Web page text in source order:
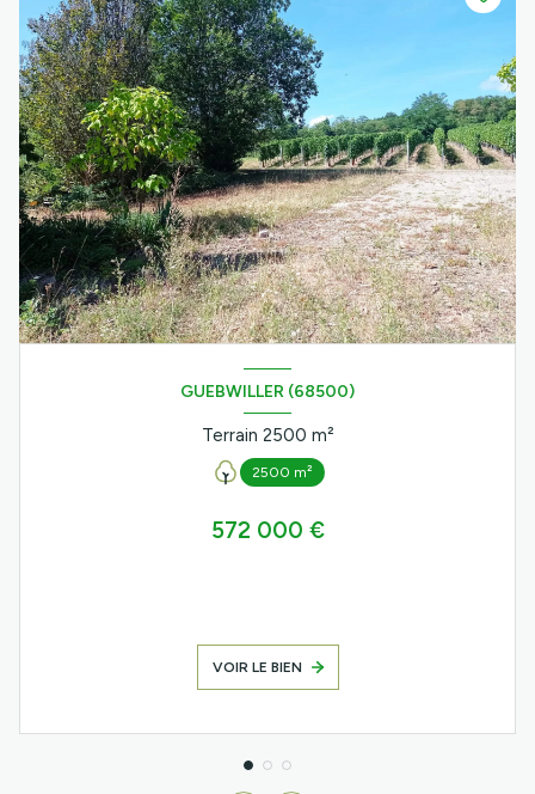
GUEBWILLER (68500)
Terrain 2500 m²
2500 m²
572 000 €
VOIR LE BIEN